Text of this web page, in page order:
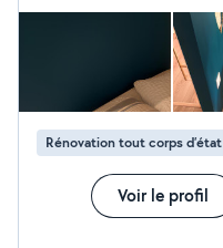
Rénovation tout corps d’état
Voir le profil